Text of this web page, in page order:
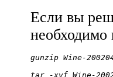
Если вы
gunzip Wine-
tar -xvf Wine-